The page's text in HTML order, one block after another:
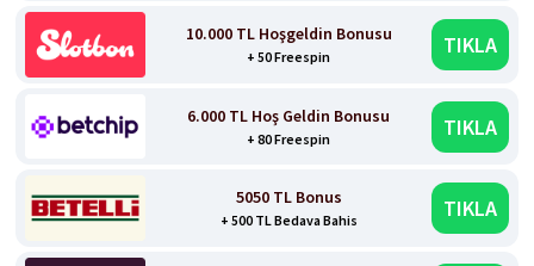
10.000 TL Hoşgeldin Bonusu
+ 50 Freespin TIKLA
6.000 TL Hoş Geldin Bonusu
+ 80 Freespin TIKLA
5050 TL Bonus
+ 500 TL Bedava Bahis TIKLA